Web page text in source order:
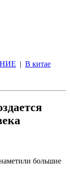
| В китае
большие